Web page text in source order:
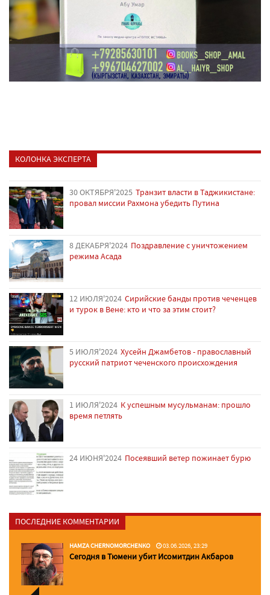
КОЛОНКА ЭКСПЕРТА
30 ОКТЯБРЯ'2025 Транзит власти в Таджикистане:
провал миссии Рахмона убедить Путина
8 ДЕКАБРЯ'2024 Поздравление с уничтожением
режима Асада
12 ИЮЛЯ'2024 Сирийские банды против чеченцев
и турок в Вене: кто и что за этим стоит?
5 ИЮЛЯ'2024 Хусейн Джамбетов - православный
русский патриот чеченского происхождения
1 ИЮЛЯ'2024 К успешным мусульманам: прошло
время петлять
24 ИЮНЯ'2024 Посеявший ветер пожинает бурю
ПОСЛЕДНИЕ КОММЕНТАРИИ
HAMZA CHERNOMORCHENKO 03.06.2026, 23:29
Сегодня в Тюмени убит Исомитдин Акбаров